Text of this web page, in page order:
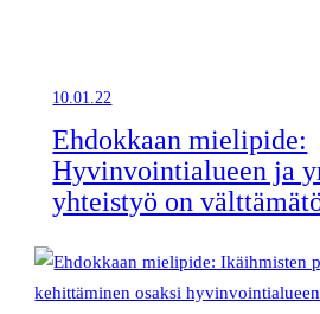
10.01.22
Ehdokkaan mielipide:
Hyvinvointialueen ja
yhteistyö on